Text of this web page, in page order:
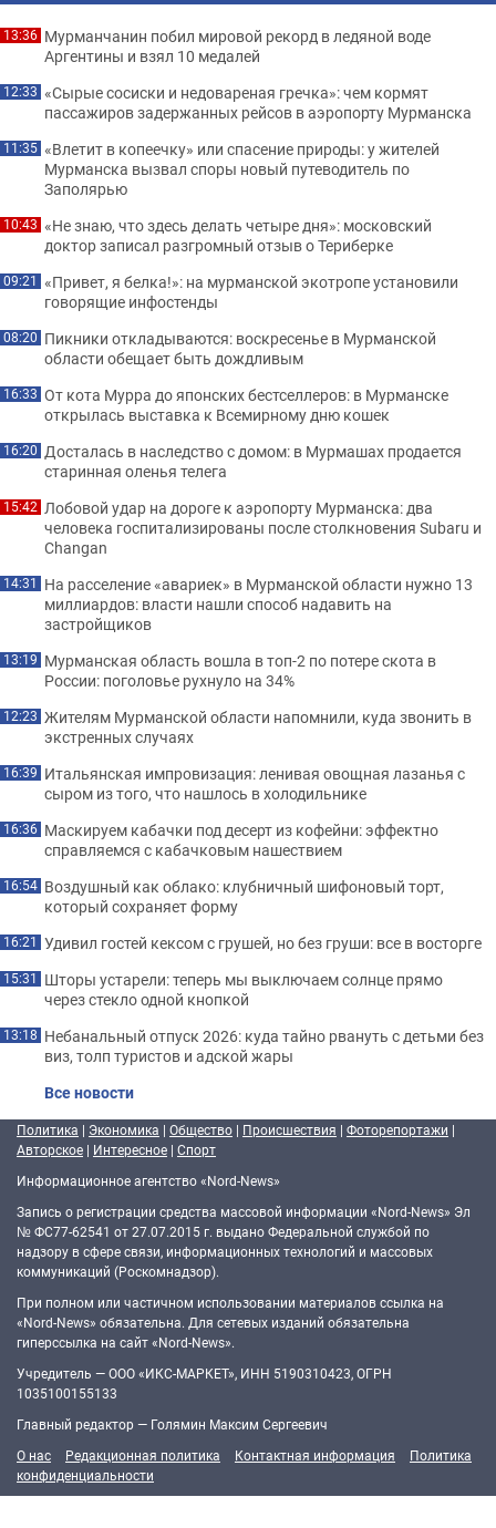
13:36 Мурманчанин побил мировой рекорд в ледяной воде
Аргентины и взял 10 медалей
12:33 «Сырые сосиски и недовареная гречка»: чем кормят
пассажиров задержанных рейсов в аэропорту Мурманска
11:35 «Влетит в копеечку» или спасение природы: у жителей
Мурманска вызвал споры новый путеводитель по
Заполярью
10:43 «Не знаю, что здесь делать четыре дня»: московский
доктор записал разгромный отзыв о Териберке
09:21 «Привет, я белка!»: на мурманской экотропе установили
говорящие инфостенды
08:20 Пикники откладываются: воскресенье в Мурманской
области обещает быть дождливым
16:33 От кота Мурра до японских бестселлеров: в Мурманске
открылась выставка к Всемирному дню кошек
16:20 Досталась в наследство с домом: в Мурмашах продается
старинная оленья телега
15:42 Лобовой удар на дороге к аэропорту Мурманска: два
человека госпитализированы после столкновения Subaru и
Changan
14:31 На расселение «авариек» в Мурманской области нужно 13
миллиардов: власти нашли способ надавить на
застройщиков
13:19 Мурманская область вошла в топ-2 по потере скота в
России: поголовье рухнуло на 34%
12:23 Жителям Мурманской области напомнили, куда звонить в
экстренных случаях
16:39 Итальянская импровизация: ленивая овощная лазанья с
сыром из того, что нашлось в холодильнике
16:36 Маскируем кабачки под десерт из кофейни: эффектно
справляемся с кабачковым нашествием
16:54 Воздушный как облако: клубничный шифоновый торт,
который сохраняет форму
16:21 Удивил гостей кексом с грушей, но без груши: все в восторге
15:31 Шторы устарели: теперь мы выключаем солнце прямо
через стекло одной кнопкой
13:18 Небанальный отпуск 2026: куда тайно рвануть с детьми без
виз, толп туристов и адской жары
Все новости
Политика | Экономика | Общество | Происшествия | Фоторепортажи |
Авторское | Интересное | Спорт
Информационное агентство «Nord-News»
Запись о регистрации средства массовой информации «Nord-News» Эл
№ ФС77-62541 от 27.07.2015 г. выдано Федеральной службой по
надзору в сфере связи, информационных технологий и массовых
коммуникаций (Роскомнадзор).
При полном или частичном использовании материалов ссылка на
«Nord-News» обязательна. Для сетевых изданий обязательна
гиперссылка на сайт «Nord-News».
Учредитель — ООО «ИКС-МАРКЕТ», ИНН 5190310423, ОГРН
1035100155133
Главный редактор — Голямин Максим Сергеевич
О нас
Редакционная политика Контактная информация
Политика
конфиденциальности